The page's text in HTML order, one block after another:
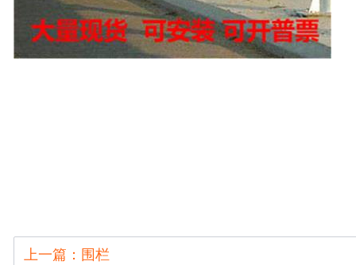
上一篇：围栏